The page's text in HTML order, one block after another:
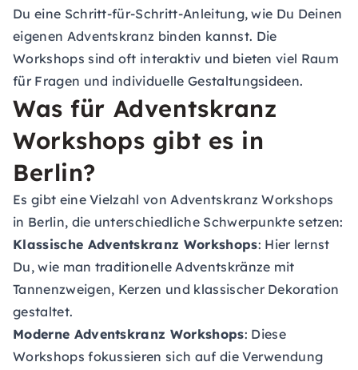
Du eine Schritt-für-Schritt-Anleitung, wie Du Deinen
eigenen Adventskranz binden kannst. Die
Workshops sind oft interaktiv und bieten viel Raum
für Fragen und individuelle Gestaltungsideen.
Was für Adventskranz
Workshops gibt es in
Berlin?
Es gibt eine Vielzahl von Adventskranz Workshops
in Berlin, die unterschiedliche Schwerpunkte setzen:
Klassische Adventskranz Workshops: Hier lernst
Du, wie man traditionelle Adventskränze mit
Tannenzweigen, Kerzen und klassischer Dekoration
gestaltet.
Moderne Adventskranz Workshops: Diese
Workshops fokussieren sich auf die Verwendung